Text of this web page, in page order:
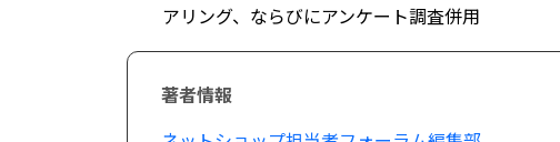
アリング、ならびにアンケート調査併用
著者情報